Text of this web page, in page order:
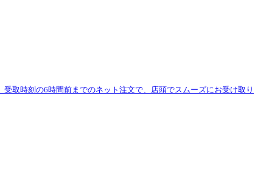
受取時刻の6時間前までのネット注文で、店頭でスムーズにお受け取り